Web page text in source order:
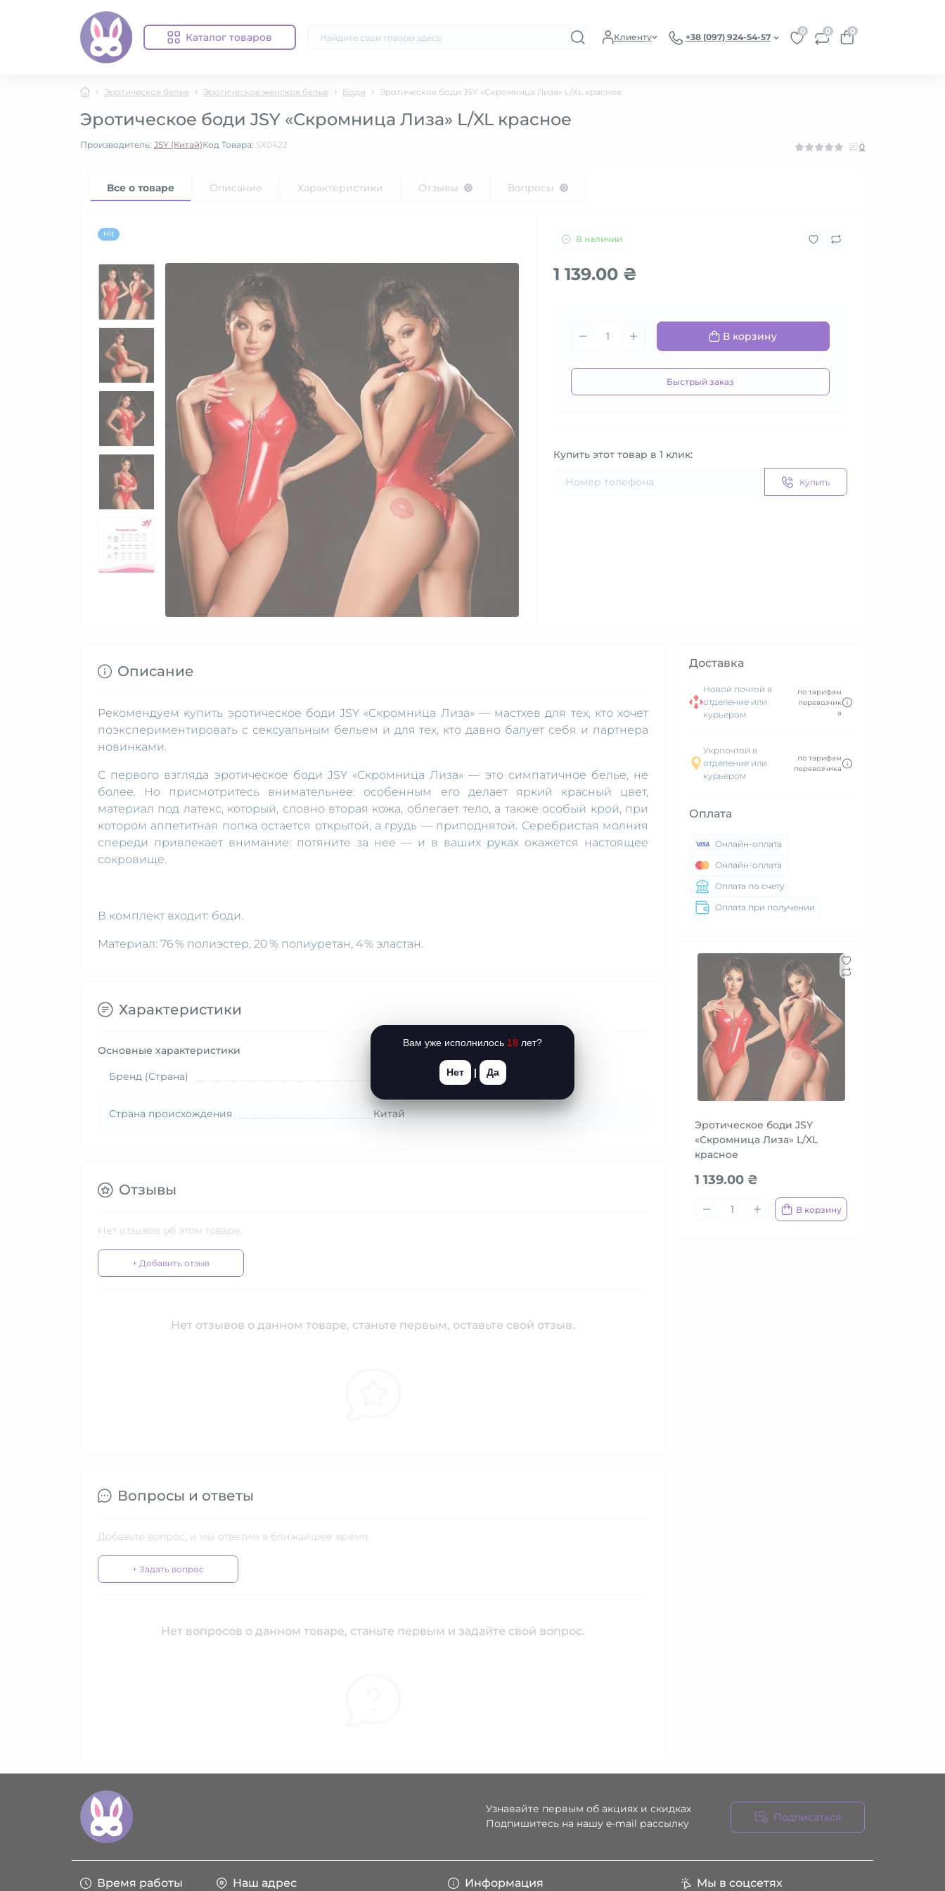
Каталог товаров Клиенту +38 (097) 924-54-57
0 0 0
Эротическое белье Эротическое женское белье Боди Эротическое боди JSY «Скромница Лиза» L/XL красное
Эротическое боди JSY «Скромница Лиза» L/XL красное
Производитель: JSY (Китай)Код Товара: SX0422 0
Все о товаре Описание Характеристики Отзывы 0 Вопросы 0
Hit В наличии
1 139.00 ₴
В корзину
Быстрый заказ
Купить этот товар в 1 клик:
Купить
Доставка
Новой почтой в
отделение или
курьером
по тарифам
перевозчик
а
Укрпочтой в
отделение или
курьером
по тарифам
перевозчика
Оплата
Онлайн-оплата
Онлайн-оплата
Оплата по счету
Оплата при получении
Эротическое боди JSY
«Скромница Лиза» L/XL
красное
1 139.00 ₴
В корзину
Описание
Рекомендуем купить эротическое боди JSY «Скромница Лиза» — мастхев для тех, кто хочет
поэкспериментировать с сексуальным бельем и для тех, кто давно балует себя и партнера
новинками.
С первого взгляда эротическое боди JSY «Скромница Лиза» — это симпатичное белье, не
более. Но присмотритесь внимательнее: особенным его делает яркий красный цвет,
материал под латекс, который, словно вторая кожа, облегает тело, а также особый крой, при
котором аппетитная попка остается открытой, а грудь — приподнятой. Серебристая молния
спереди привлекает внимание: потяните за нее — и в ваших руках окажется настоящее
сокровище.
В комплект входит: боди.
Материал: 76 % полиэстер, 20 % полиуретан, 4 % эластан.
Характеристики
Основные характеристики
Бренд (Страна)
Страна происхождения Китай
Отзывы
Нет отзывов об этом товаре.
+ Добавить отзыв
Нет отзывов о данном товаре, станьте первым, оставьте свой отзыв.
Вопросы и ответы
Добавьте вопрос, и мы ответим в ближайшее время.
+ Задать вопрос
Нет вопросов о данном товаре, станьте первым и задайте свой вопрос.
Узнавайте первым об акциях и скидках
Подпишитесь на нашу e-mail рассылку
Подписаться
Время работы Наш адрес Информация Мы в соцсетях
Вам уже исполнилось 18 лет?
Нет | Да